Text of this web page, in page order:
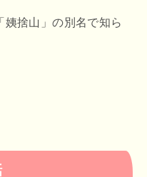
捨山」の別名で知ら